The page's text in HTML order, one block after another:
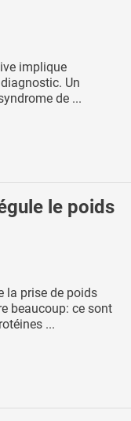
implique
Un
de ...
le poids
la prise de poids
beaucoup: ce sont
...